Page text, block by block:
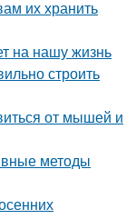
их хранить
на нашу жизнь
строить
от мышей и
методы